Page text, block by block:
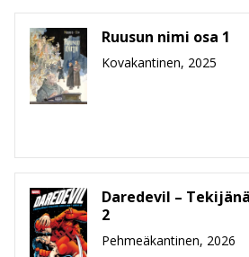
Sivumäärä
48
Koko
leveys x korkeus x paksuus
214 mm
Paino
Ikäryhmä
Ruusun nimi osa 1
Kovakantinen, 2025
Daredevil –
2
Pehmeäkantinen, 2026